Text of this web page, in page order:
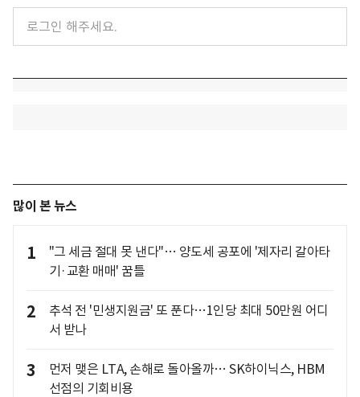
많이 본 뉴스
1
"그 세금 절대 못 낸다"… 양도세 공포에 '제자리 갈아타
기·교환 매매' 꿈틀
2
추석 전 '민생지원금' 또 푼다…1인당 최대 50만원 어디
서 받나
3
먼저 맺은 LTA, 손해로 돌아올까… SK하이닉스, HBM
선점의 기회비용